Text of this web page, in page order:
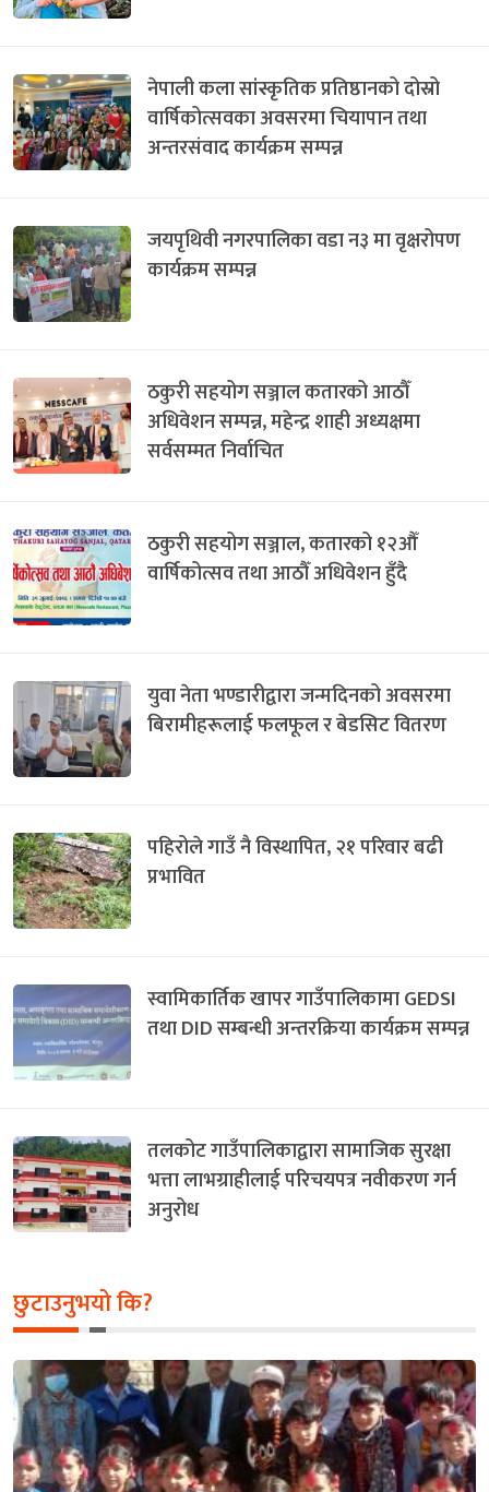
नेपाली कला सांस्कृतिक प्रतिष्ठानको दोस्रो
वार्षिकोत्सवका अवसरमा चियापान तथा
अन्तरसंवाद कार्यक्रम सम्पन्न
जयपृथिवी नगरपालिका वडा न३ मा वृक्षरोपण
कार्यक्रम सम्पन्न
ठकुरी सहयोग सञ्जाल कतारको आठौँ
अधिवेशन सम्पन्न, महेन्द्र शाही अध्यक्षमा
सर्वसम्मत निर्वाचित
ठकुरी सहयोग सञ्जाल, कतारको १२औँ
वार्षिकोत्सव तथा आठौँ अधिवेशन हुँदै
युवा नेता भण्डारीद्वारा जन्मदिनको अवसरमा
बिरामीहरूलाई फलफूल र बेडसिट वितरण
पहिरोले गाउँ नै विस्थापित, २१ परिवार बढी
प्रभावित
स्वामिकार्तिक खापर गाउँपालिकामा GEDSI
तथा DID सम्बन्धी अन्तरक्रिया कार्यक्रम सम्पन्न
तलकोट गाउँपालिकाद्वारा सामाजिक सुरक्षा
भत्ता लाभग्राहीलाई परिचयपत्र नवीकरण गर्न
अनुरोध
छुटाउनुभयो कि?